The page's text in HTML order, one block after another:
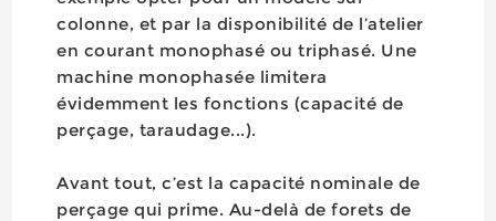
colonne, et par la disponibilité de l’atelier
en courant monophasé ou triphasé. Une
machine monophasée limitera
évidemment les fonctions (capacité de
perçage, taraudage...).
Avant tout, c’est la capacité nominale de
perçage qui prime. Au-delà de forets de